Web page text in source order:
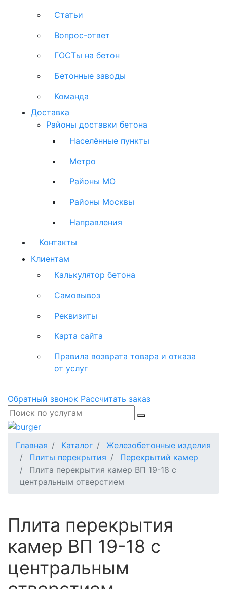
Статьи
Вопрос-ответ
ГОСТы на бетон
Бетонные заводы
Команда
Доставка
Районы доставки бетона
Населённые пункты
Метро
Районы МО
Районы Москвы
Направления
Контакты
Клиентам
Калькулятор бетона
Самовывоз
Реквизиты
Карта сайта
Правила возврата товара и отказа
от услуг
Обратный звонок Рассчитать заказ
Главная Каталог
Железобетонные изделия
Плиты перекрытия
Перекрытий камер
Плита перекрытия камер ВП 19-18 с
центральным отверстием
Плита перекрытия
камер ВП 19-18 с
центральным